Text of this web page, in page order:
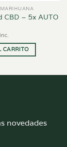
CBD – 5x AUTO
CARRITO
novedades